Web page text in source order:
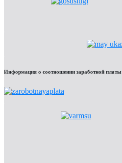
Информация о соотношении заработной платы